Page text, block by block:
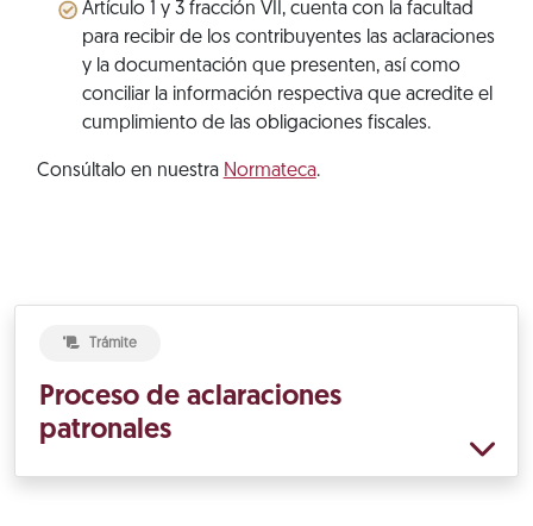
Artículo 1 y 3 fracción VII, cuenta con la facultad
para recibir de los contribuyentes las aclaraciones
y la documentación que presenten, así como
conciliar la información respectiva que acredite el
cumplimiento de las obligaciones fiscales.
Consúltalo en nuestra Normateca.
Trámite
Proceso de aclaraciones
patronales